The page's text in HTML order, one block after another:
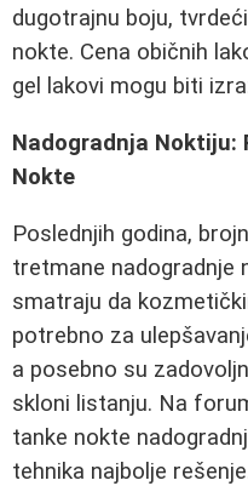
dugotrajnu boju,
nokte. Cena običnih
gel lakovi mogu biti
Nadogradnja Noktiju:
Nokte
Poslednjih godina,
tretmane nadogradnje
smatraju da
potrebno za
a posebno su
skloni listanju. Na
tanke nokte
tehnika najbolje